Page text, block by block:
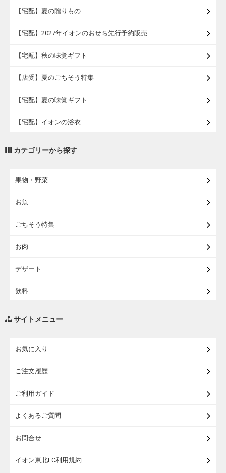
【宅配】夏の贈りもの
【宅配】2027年イオンのおせち先行予約販売
【宅配】秋の味覚ギフト
【店受】夏のごちそう特集
【宅配】夏の味覚ギフト
【宅配】イオンの浴衣
カテゴリーから探す
果物・野菜
お魚
ごちそう特集
お肉
デザート
飲料
サイトメニュー
お気に入り
ご注文履歴
ご利用ガイド
よくあるご質問
お問合せ
イオン東北EC利用規約